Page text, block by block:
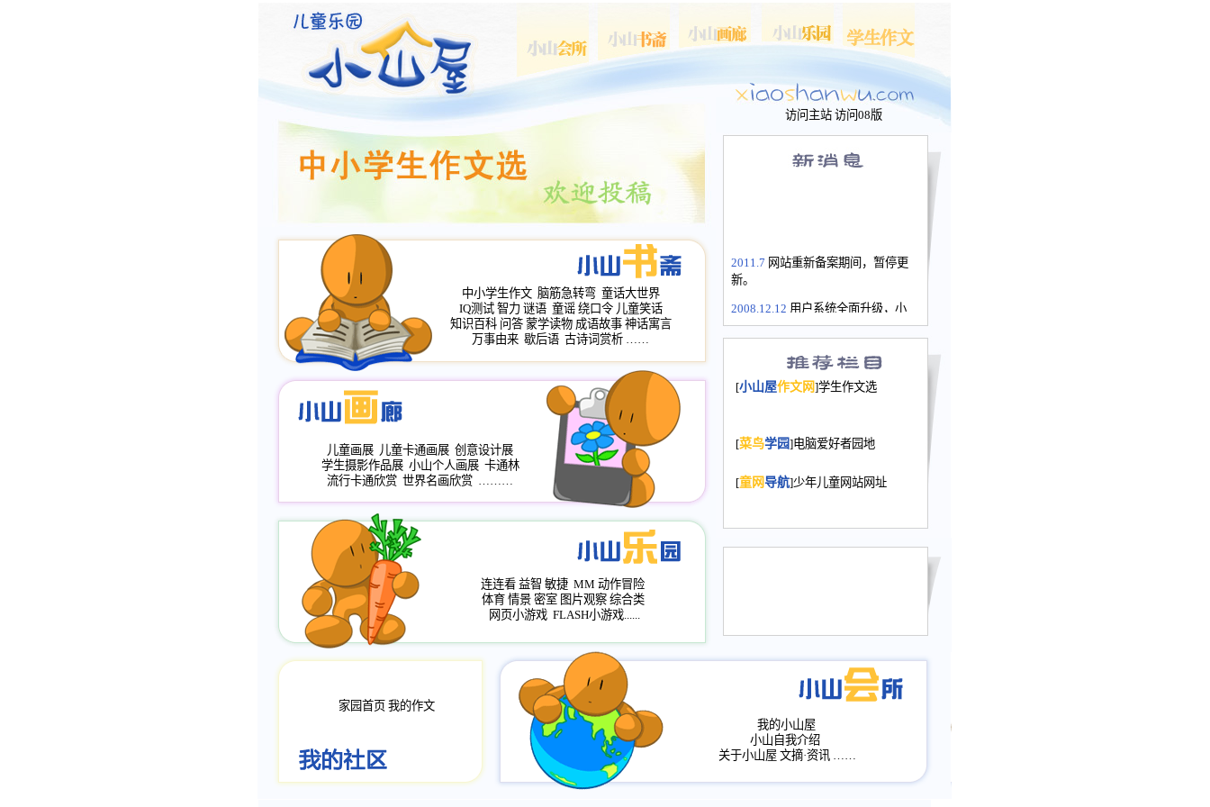
访问主站 访问08版
2011.7 网站重新备案期间，暂停更
新。
2008.12.12 用户系统全面升级，小
山屋主站、作文网、学生作文、家
长会、家园网－个人空间，用户一
次注册全部通行。
2008.12.12家园网正式运行，域
年，2009版提前启用，小山屋全面
小山画廊均增加多个新栏目。。
评分、顶功能，作文宝典改版。
[小山屋作文网]学生作文选
[菜鸟学园]电脑爱好者园地
[童网导航]少年儿童网站网址
中小学生作文 脑筋急转弯 童话大世界
IQ测试 智力 谜语 童谣 绕口令 儿童笑话
知识百科 问答 蒙学读物 成语故事 神话寓言
万事由来 歇后语 古诗词赏析 ……
儿童画展 儿童卡通画展 创意设计展
学生摄影作品展 小山个人画展 卡通林
流行卡通欣赏 世界名画欣赏 ………
连连看 益智 敏捷 MM 动作冒险
体育 情景 密室 图片观察 综合类
网页小游戏 FLASH小游戏......
家园首页 我的作文
我的小山屋
小山自我介绍
关于小山屋 文摘·资讯 ……